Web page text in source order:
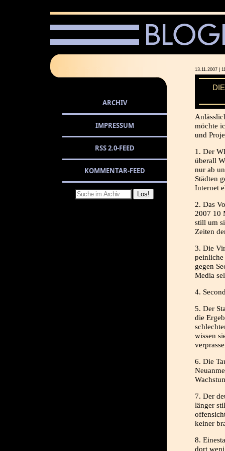
13.11.2007 |
möchte
und
1. Der
überall
nur ab
Städten
Internet
2. Das
2007 10
still um
Zeiten
3. Die
peinliche
gegen
Media
4.
5. Der
die
wissen
6. Die
7. Der
länger
keiner
8.
dort
ARCHIV
IMPRESSUM
RSS 2.0-FEED
KOMMENTAR-FEED